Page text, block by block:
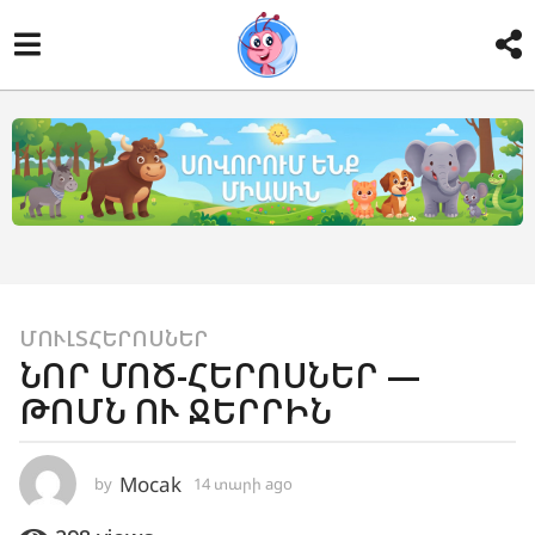
1
4
տ
ր
ի
ՄՈՒԼՏՀԵՐՈՍՆԵՐ
ՆՈՐ ՄՈԾ-ՀԵՐՈՍՆԵՐ —
ԹՈՄՆ ՈՒ ՋԵՐՐԻՆ
by Mocak 14 տարի ago